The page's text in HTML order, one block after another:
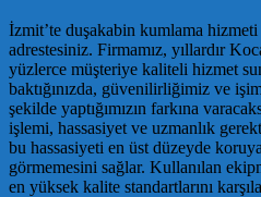
İzmit’te duşakabin kumlama hizmeti
adrestesiniz. Firmamız, yıllardır
yüzlerce müşteriye kaliteli hizmet
baktığınızda, güvenilirliğimiz ve
şekilde yaptığımızın farkına
işlemi, hassasiyet ve uzmanlık
bu hassasiyeti en üst düzeyde
görmemesini sağlar. Kullanılan
en yüksek kalite standartlarını